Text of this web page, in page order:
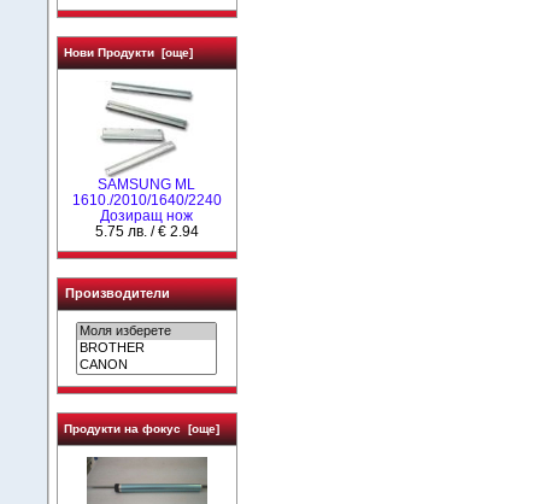
Нови Продукти [още]
SAMSUNG ML
1610./2010/1640/2240
Дозиращ нож
5.75 лв. / € 2.94
Производители
Продукти на фокус [още]